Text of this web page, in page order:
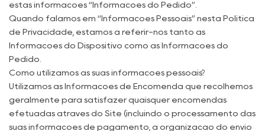
estas informações “Informações do Pedido”.
Quando falamos em “Informações Pessoais” nesta Política
de Privacidade, estamos a referir-nos tanto às
Informações do Dispositivo como às Informações do
Pedido.
Como utilizamos as suas informações pessoais?
Utilizamos as Informações de Encomenda que recolhemos
geralmente para satisfazer quaisquer encomendas
efetuadas através do Site (incluindo o processamento das
suas informações de pagamento, a organização do envio